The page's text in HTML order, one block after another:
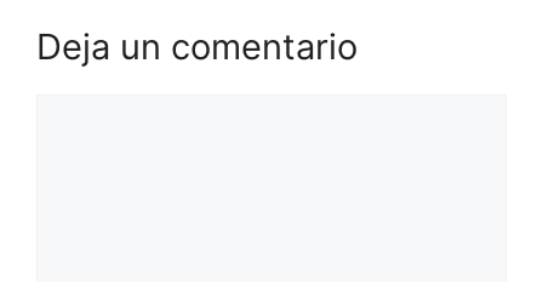
Deja un comentario